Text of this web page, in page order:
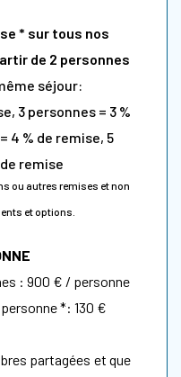
* sur tous nos
de 2 personnes
séjour:
3 personnes = 3 %
4 % de remise, 5
remise
ou autres remises et non
et options.
: 900 € / personne
*: 130 €
partagées et que